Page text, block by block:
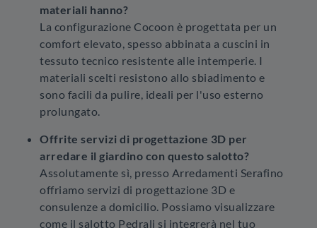
materiali hanno?
La configurazione Cocoon è progettata per un
comfort elevato, spesso abbinata a cuscini in
tessuto tecnico resistente alle intemperie. I
materiali scelti resistono allo sbiadimento e
sono facili da pulire, ideali per l'uso esterno
prolungato.
Offrite servizi di progettazione 3D per
arredare il giardino con questo salotto?
Assolutamente sì, presso Arredamenti Serafino
offriamo servizi di progettazione 3D e
consulenze a domicilio. Possiamo visualizzare
come il salotto Pedrali si integrerà nel tuo